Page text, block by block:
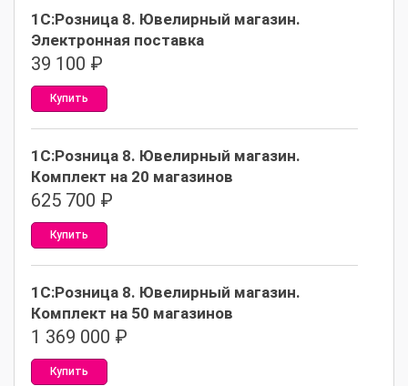
1С:Розница 8. Ювелирный магазин.
Электронная поставка
39 100 ₽
Купить
1С:Розница 8. Ювелирный магазин.
Комплект на 20 магазинов
625 700 ₽
Купить
1С:Розница 8. Ювелирный магазин.
Комплект на 50 магазинов
1 369 000 ₽
Купить